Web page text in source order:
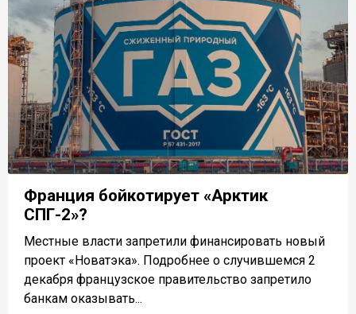
Франция бойкотирует «Арктик
СПГ-2»?
Местные власти запретили финансировать новый
проект «Новатэка». Подробнее о случившемся 2
декабря французское правительство запретило
банкам оказывать...